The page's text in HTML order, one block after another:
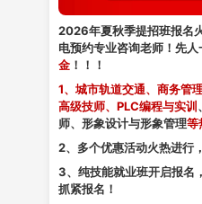
2026年夏秋季提招班报名
电预约专业咨询老师！先
金 ！！！
1、城市轨道交通、商务管
高级技师、PLC编程与实训
师、形象设计与形象管理等
2、多个优惠活动火热进行
3、纯技能就业班开启报名
抓紧报名！